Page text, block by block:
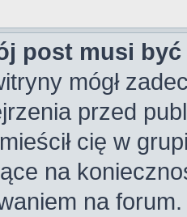
post musi
mógł
przed
cię w
na
na